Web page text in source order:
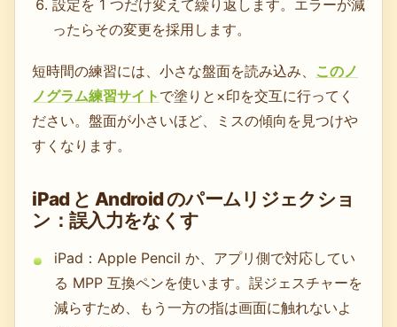
設定を 1 つだけ変えて繰り返します。エラーが減
ったらその変更を採用します。
短時間の練習には、小さな盤面を読み込み、 このノ
ノグラム練習サイト で塗りと×印を交互に行ってく
ださい。盤面が小さいほど、ミスの傾向を見つけや
すくなります。
iPad と Android のパームリジェクショ
ン：誤入力をなくす
iPad：Apple Pencil か、アプリ側で対応してい
る MPP 互換ペンを使います。誤ジェスチャーを
減らすため、もう一方の指は画面に触れないよ